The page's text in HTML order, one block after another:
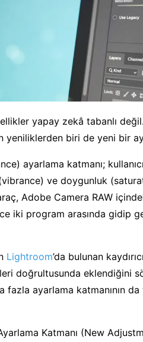
yapay zekâ tabanlı değil.
biri de yeni bir
ayarlama katmanı;
ve doygunluk
Adobe Camera RAW
iki program arasında gidip
Lightroom’da bulunan
doğrultusunda eklendiğini
ayarlama katmanının
Katmanı (New